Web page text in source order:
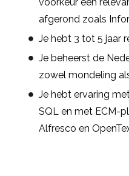
afgerond zoals
Je hebt 3 tot 5 jaar
Je beheerst de
zowel mondeling
Je hebt ervaring
SQL en met ECM-
Alfresco en